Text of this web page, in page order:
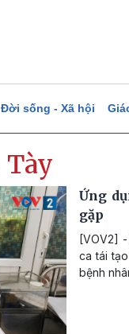
Đời sống - Xã hội
Tày
Ứng
gặp
[VOV2]
ca tái
bệnh